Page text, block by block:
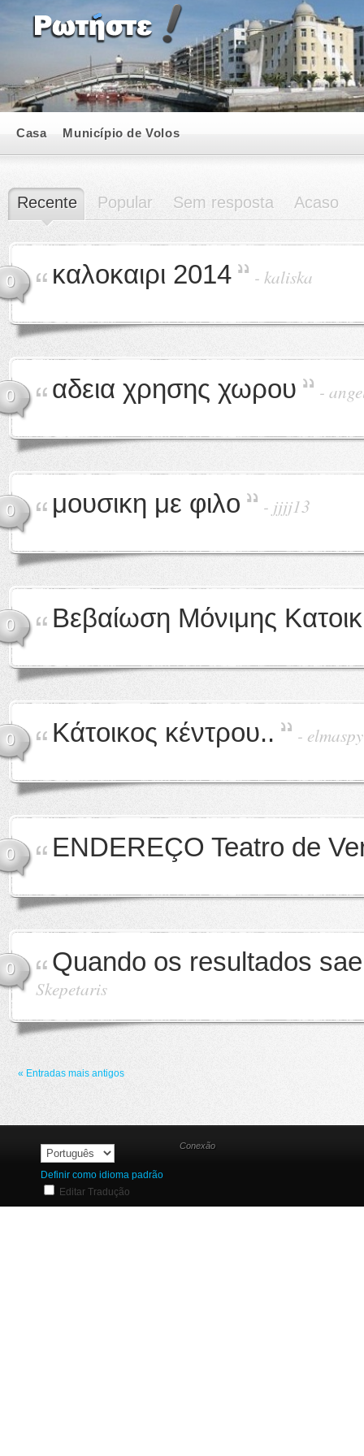
Casa Município de Volos
Recente Popular Sem resposta Acaso
0 καλοκαιρι 2014 - kaliska
0 αδεια χρησης χωρου -
0 μουσικη με φιλο - jjjj13
0 Βεβαίωση Μόνιμης
0 Κάτοικος κέντρου.. -
0 ENDEREÇO ​​Teatro de
0 Quando os resultados
Skepetaris
« Entradas mais antigos
Definir como idioma padrão
Editar Tradução
Conexão